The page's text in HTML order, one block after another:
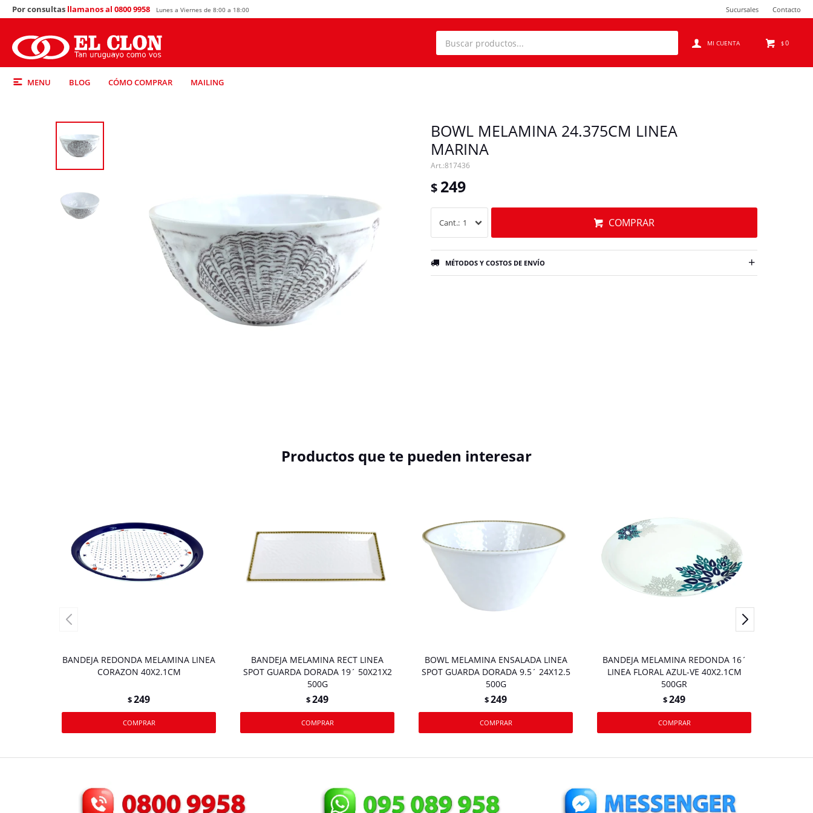
MENU BLOG CÓMO COMPRAR MAILING
$0
Por consultas llamanos al 0800 9958 Lunes a Viernes de 8:00 a 18:00 Sucursales Contacto
BOWL MELAMINA 24.375CM LINEA
MARINA
817436
$ 249
1 COMPRAR
MÉTODOS Y COSTOS DE ENVÍO
Productos que te pueden interesar
BANDEJA REDONDA MELAMINA LINEA
CORAZON 40X2.1CM
$249
BANDEJA MELAMINA RECT LINEA
SPOT GUARDA DORADA 19´ 50X21X2
500G
$249
BOWL MELAMINA ENSALADA LINEA
SPOT GUARDA DORADA 9.5´ 24X12.5
500G
$249
BANDEJA MELAMINA REDONDA 16´
LINEA FLORAL AZUL-VE 40X2.1CM
500GR
$249